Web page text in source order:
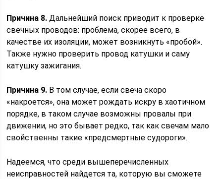
Причина 8. Дальнейший поиск приводит к проверке
свечных проводов: проблема, скорее всего, в
качестве их изоляции, может возникнуть «пробой».
Также нужно проверить провод катушки и саму
катушку зажигания.
Причина 9. В том случае, если свеча скоро
«накроется», она может рождать искру в хаотичном
порядке, в таком случае возможны провалы при
движении, но это бывает редко, так как свечам мало
свойственны такие «предсмертные судороги».
Надеемся, что среди вышеперечисленных
неисправностей найдется та, которую вы сможете